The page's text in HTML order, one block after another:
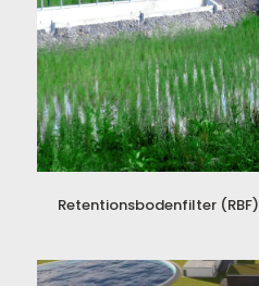
Retentionsbodenfilter (RBF)